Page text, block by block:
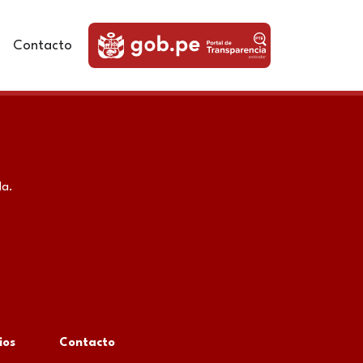
Contacto
Contacto